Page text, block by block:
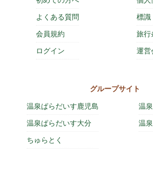
よくある質問
会員規約
ログイン
標識
旅行
運営
グループサイト
温泉ぱらだいす鹿児島
温泉ぱらだいす大分
ちゅらとく
温
温